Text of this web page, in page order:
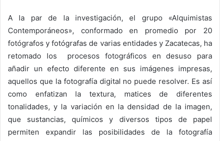
A la par de la investigación, el grupo «Alquimistas
Contemporáneos», conformado en promedio por 20
fotógrafos y fotógrafas de varias entidades y Zacatecas, ha
retomado los procesos fotográficos en desuso para
añadir un efecto diferente en sus imágenes impresas,
aquellos que la fotografía digital no puede resolver. Es así
como enfatizan la textura, matices de diferentes
tonalidades, y la variación en la densidad de la imagen,
que sustancias, químicos y diversos tipos de papel
permiten expandir las posibilidades de la fotografía